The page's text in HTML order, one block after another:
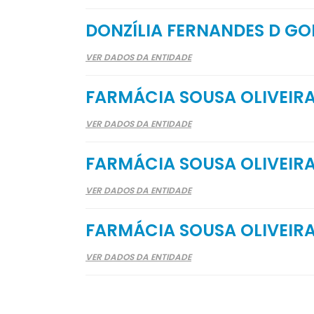
DONZÍLIA FERNANDES D
VER DADOS DA ENTIDADE
FARMÁCIA SOUSA
VER DADOS DA ENTIDADE
FARMÁCIA SOUSA
VER DADOS DA ENTIDADE
FARMÁCIA SOUSA
VER DADOS DA ENTIDADE